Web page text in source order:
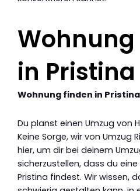
in Pristina
Wohnung finden in Pristina
Du planst einen Umzug von
Keine Sorge, wir von Umzug
hier, um dir bei deinem
sicherzustellen, dass du
Pristina findest. Wir wissen,